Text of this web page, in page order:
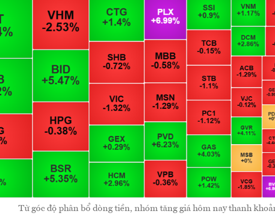
Từ góc độ phân bổ dòng tiền, nhóm tăng giá hôm nay thanh